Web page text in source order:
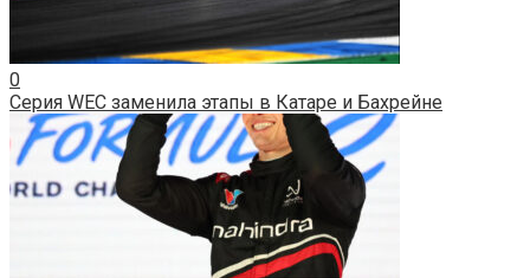
0
Серия WEC заменила этапы в Катаре и Бахрейне